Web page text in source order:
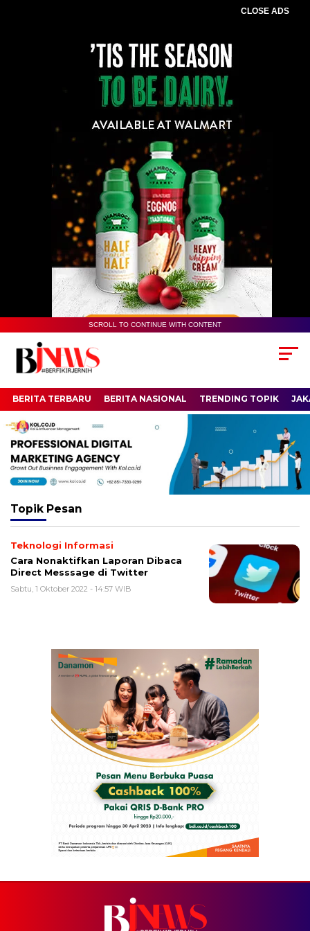
CLOSE ADS
SCROLL TO CONTINUE WITH CONTENT
BERITA TERBARU BERITA NASIONAL TRENDING TOPIK
Topik Pesan
Teknologi Informasi
Cara Nonaktifkan Laporan Dibaca
Direct Messsage di Twitter
Sabtu, 1 Oktober 2022 - 14:57 WIB